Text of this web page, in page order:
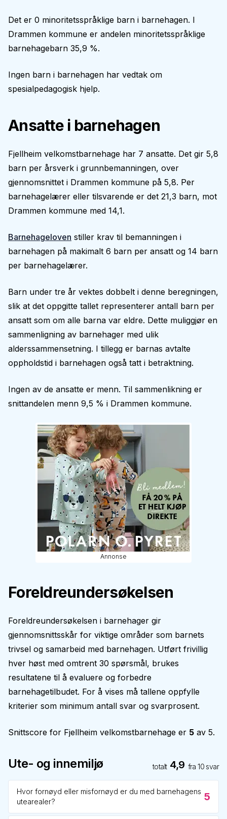
Det er 0 minoritetsspråklige barn i barnehagen. I
Drammen kommune er andelen minoritetsspråklige
barnehagebarn 35,9 %.
Ingen barn i barnehagen har vedtak om
spesialpedagogisk hjelp.
Ansatte i barnehagen
Fjellheim velkomstbarnehage har 7 ansatte. Det gir 5,8
barn per årsverk i grunnbemanningen, over
gjennomsnittet i Drammen kommune på 5,8. Per
barnehagelærer eller tilsvarende er det 21,3 barn, mot
Drammen kommune med 14,1.
Barnehageloven stiller krav til bemanningen i
barnehagen på makimalt 6 barn per ansatt og 14 barn
per barnehagelærer.
Barn under tre år vektes dobbelt i denne beregningen,
slik at det oppgitte tallet representerer antall barn per
ansatt som om alle barna var eldre. Dette muliggjør en
sammenligning av barnehager med ulik
alderssammensetning. I tillegg er barnas avtalte
oppholdstid i barnehagen også tatt i betraktning.
Ingen av de ansatte er menn. Til sammenlikning er
snittandelen menn 9,5 % i Drammen kommune.
Annonse
Foreldreundersøkelsen
Foreldreundersøkelsen i barnehager gir
gjennomsnittsskår for viktige områder som barnets
trivsel og samarbeid med barnehagen. Utført frivillig
hver høst med omtrent 30 spørsmål, brukes
resultatene til å evaluere og forbedre
barnehagetilbudet. For å vises må tallene oppfylle
kriterier som minimum antall svar og svarprosent.
Snittscore for Fjellheim velkomstbarnehage er 5 av 5.
Ute- og innemiljø totalt 4,9 fra10 svar
Hvor fornøyd eller misfornøyd er du med barnehagens
utearealer?
5